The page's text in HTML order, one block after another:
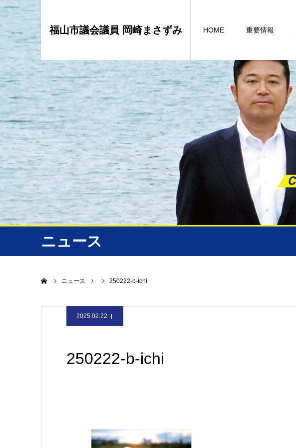
福山市議会議員 岡崎まさずみ HOME 重要情報
ニュース
ニュース 250222-b-ichi
2025.02.22
250222-b-ichi